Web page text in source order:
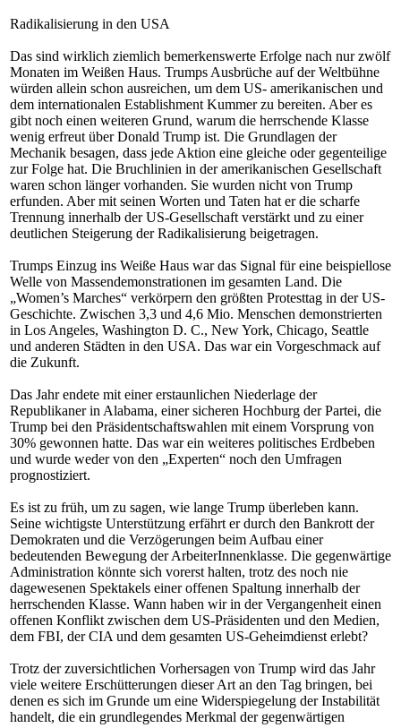
Radikalisierung in den USA
Das sind wirklich ziemlich bemerkenswerte Erfolge nach nur zwölf
Monaten im Weißen Haus. Trumps Ausbrüche auf der Weltbühne
würden allein schon ausreichen, um dem US- amerikanischen und
dem internationalen Establishment Kummer zu bereiten. Aber es
gibt noch einen weiteren Grund, warum die herrschende Klasse
wenig erfreut über Donald Trump ist. Die Grundlagen der
Mechanik besagen, dass jede Aktion eine gleiche oder gegenteilige
zur Folge hat. Die Bruchlinien in der amerikanischen Gesellschaft
waren schon länger vorhanden. Sie wurden nicht von Trump
erfunden. Aber mit seinen Worten und Taten hat er die scharfe
Trennung innerhalb der US-Gesellschaft verstärkt und zu einer
deutlichen Steigerung der Radikalisierung beigetragen.
Trumps Einzug ins Weiße Haus war das Signal für eine beispiellose
Welle von Massendemonstrationen im gesamten Land. Die
„Women’s Marches“ verkörpern den größten Protesttag in der US-
Geschichte. Zwischen 3,3 und 4,6 Mio. Menschen demonstrierten
in Los Angeles, Washington D. C., New York, Chicago, Seattle
und anderen Städten in den USA. Das war ein Vorgeschmack auf
die Zukunft.
Das Jahr endete mit einer erstaunlichen Niederlage der
Republikaner in Alabama, einer sicheren Hochburg der Partei, die
Trump bei den Präsidentschaftswahlen mit einem Vorsprung von
30% gewonnen hatte. Das war ein weiteres politisches Erdbeben
und wurde weder von den „Experten“ noch den Umfragen
prognostiziert.
Es ist zu früh, um zu sagen, wie lange Trump überleben kann.
Seine wichtigste Unterstützung erfährt er durch den Bankrott der
Demokraten und die Verzögerungen beim Aufbau einer
bedeutenden Bewegung der ArbeiterInnenklasse. Die gegenwärtige
Administration könnte sich vorerst halten, trotz des noch nie
dagewesenen Spektakels einer offenen Spaltung innerhalb der
herrschenden Klasse. Wann haben wir in der Vergangenheit einen
offenen Konflikt zwischen dem US-Präsidenten und den Medien,
dem FBI, der CIA und dem gesamten US-Geheimdienst erlebt?
Trotz der zuversichtlichen Vorhersagen von Trump wird das Jahr
viele weitere Erschütterungen dieser Art an den Tag bringen, bei
denen es sich im Grunde um eine Widerspiegelung der Instabilität
handelt, die ein grundlegendes Merkmal der gegenwärtigen